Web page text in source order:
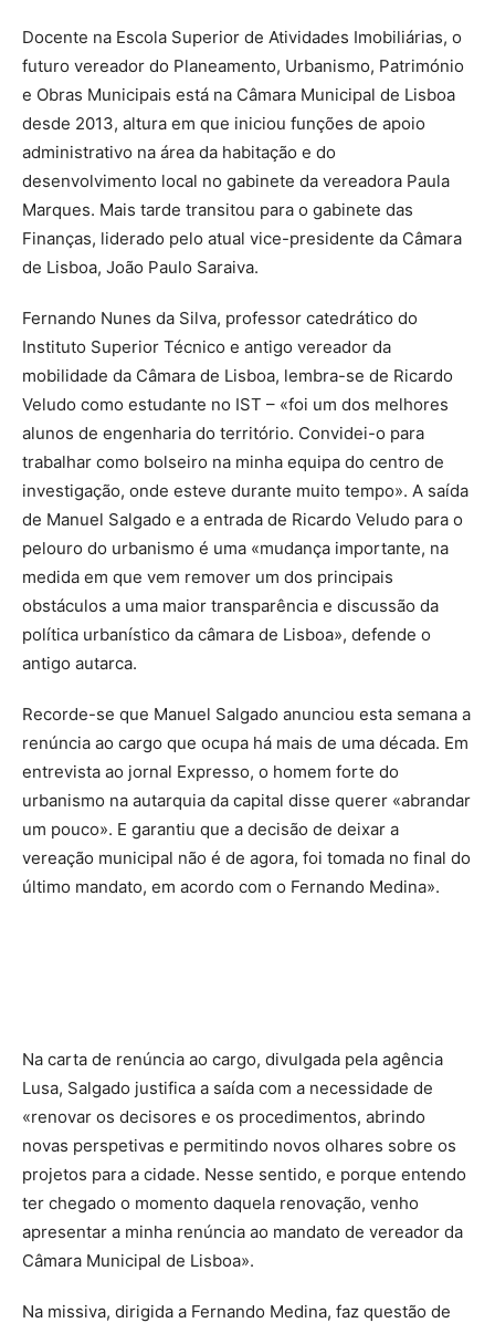
Docente na Escola Superior de Atividades Imobiliárias, o
futuro vereador do Planeamento, Urbanismo, Património
e Obras Municipais está na Câmara Municipal de Lisboa
desde 2013, altura em que iniciou funções de apoio
administrativo na área da habitação e do
desenvolvimento local no gabinete da vereadora Paula
Marques. Mais tarde transitou para o gabinete das
Finanças, liderado pelo atual vice-presidente da Câmara
de Lisboa, João Paulo Saraiva.
Fernando Nunes da Silva, professor catedrático do
Instituto Superior Técnico e antigo vereador da
mobilidade da Câmara de Lisboa, lembra-se de Ricardo
Veludo como estudante no IST – «foi um dos melhores
alunos de engenharia do território. Convidei-o para
trabalhar como bolseiro na minha equipa do centro de
investigação, onde esteve durante muito tempo». A saída
de Manuel Salgado e a entrada de Ricardo Veludo para o
pelouro do urbanismo é uma «mudança importante, na
medida em que vem remover um dos principais
obstáculos a uma maior transparência e discussão da
política urbanístico da câmara de Lisboa», defende o
antigo autarca.
Recorde-se que Manuel Salgado anunciou esta semana a
renúncia ao cargo que ocupa há mais de uma década. Em
entrevista ao jornal Expresso, o homem forte do
urbanismo na autarquia da capital disse querer «abrandar
um pouco». E garantiu que a decisão de deixar a
vereação municipal não é de agora, foi tomada no final do
último mandato, em acordo com o Fernando Medina».
Na carta de renúncia ao cargo, divulgada pela agência
Lusa, Salgado justifica a saída com a necessidade de
«renovar os decisores e os procedimentos, abrindo
novas perspetivas e permitindo novos olhares sobre os
projetos para a cidade. Nesse sentido, e porque entendo
ter chegado o momento daquela renovação, venho
apresentar a minha renúncia ao mandato de vereador da
Câmara Municipal de Lisboa».
Na missiva, dirigida a Fernando Medina, faz questão de